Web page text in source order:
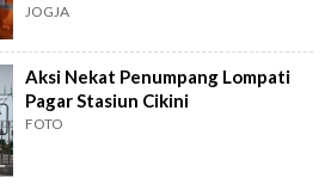
JOGJA
Aksi Nekat Penumpang Lompati
Pagar Stasiun Cikini
FOTO